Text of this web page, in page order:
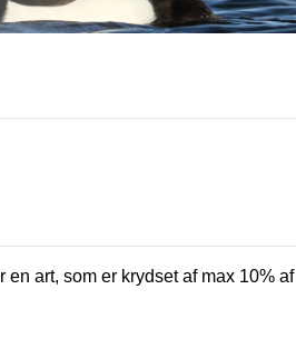
art, som er krydset af max 10% af